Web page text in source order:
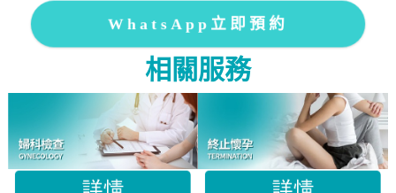
WhatsApp立即預約
相關服務